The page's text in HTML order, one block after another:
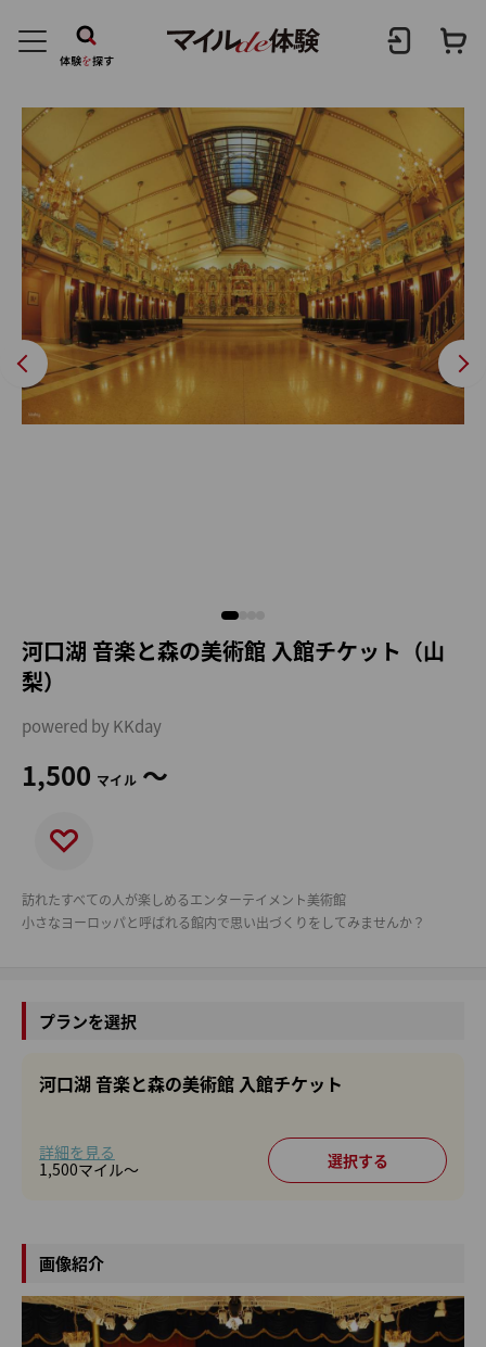
河口湖 音楽と森の美術館 入館チケット（山
梨）
powered by KKday
1,500 マイル ～
訪れたすべての人が楽しめるエンターテイメント美術館
小さなヨーロッパと呼ばれる館内で思い出づくりをしてみませんか？
プランを選択
河口湖 音楽と森の美術館 入館チケット
学生：高校・大学・専門学生
1,500マイル～
詳細を見る
画像紹介